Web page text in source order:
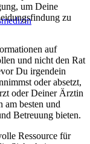
um Deine
zu
auf
und nicht den Rat
Du irgendein
oder absetzt,
oder Deiner Ärztin
am besten und
Betreuung bieten.
Ressource für